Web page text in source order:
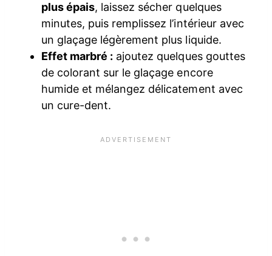
plus épais, laissez sécher quelques
minutes, puis remplissez l’intérieur avec
un glaçage légèrement plus liquide.
Effet marbré : ajoutez quelques gouttes
de colorant sur le glaçage encore
humide et mélangez délicatement avec
un cure-dent.